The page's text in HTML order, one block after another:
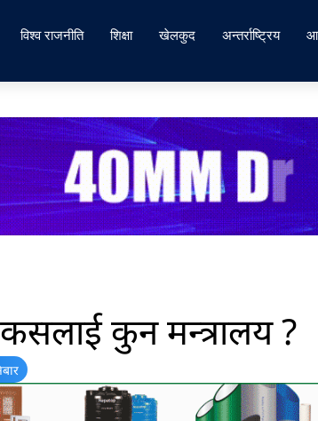
विश्व राजनीति शिक्षा खेलकुद अन्तर्राष्ट्रिय
कुन मन्त्रालय ?